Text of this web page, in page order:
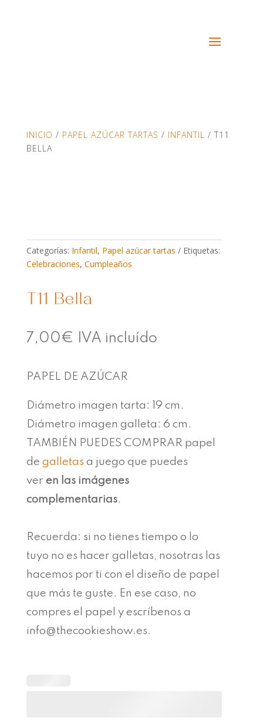
INICIO / PAPEL AZÚCAR TARTAS / INFANTIL / T11
BELLA
Categorías: Infantil, Papel azúcar tartas
Etiquetas:
Celebraciones, Cumpleaños
T11 Bella
7,00€ IVA incluído
PAPEL DE AZÚCAR
Diámetro imagen tarta: 19 cm.
Diámetro imagen galleta: 6 cm.
TAMBIÉN PUEDES COMPRAR papel
de galletas a juego que puedes
ver en las imágenes
complementarias.
Recuerda: si no tienes tiempo o lo
tuyo no es hacer galletas, nosotras las
hacemos por ti con el diseño de papel
que más te guste. En ese caso, no
compres el papel y escríbenos a
info@thecookieshow.es.